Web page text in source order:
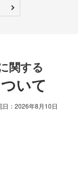
関する
いて
： 2026年8月10日